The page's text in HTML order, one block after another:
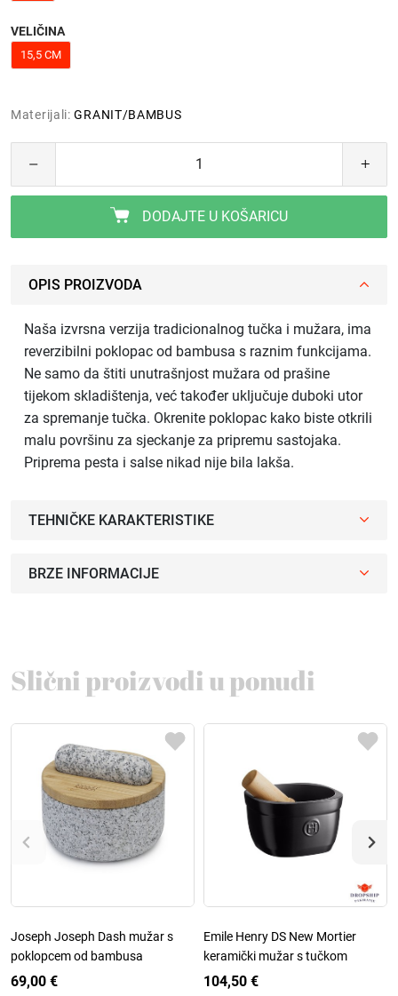
VELIČINA
15,5 CM
Materijali: GRANIT/BAMBUS
DODAJTE U KOŠARICU
OPIS PROIZVODA
Naša izvrsna verzija tradicionalnog tučka i mužara, ima
reverzibilni poklopac od bambusa s raznim funkcijama.
Ne samo da štiti unutrašnjost mužara od prašine
tijekom skladištenja, već također uključuje duboki utor
za spremanje tučka. Okrenite poklopac kako biste otkrili
malu površinu za sjeckanje za pripremu sastojaka.
Priprema pesta i salse nikad nije bila lakša.
TEHNIČKE KARAKTERISTIKE
BRZE INFORMACIJE
Slični proizvodi u ponudi
Joseph Joseph Dash mužar s
poklopcem od bambusa
69,00 €
Emile Henry DS New Mortier
keramički mužar s tučkom
104,50 €